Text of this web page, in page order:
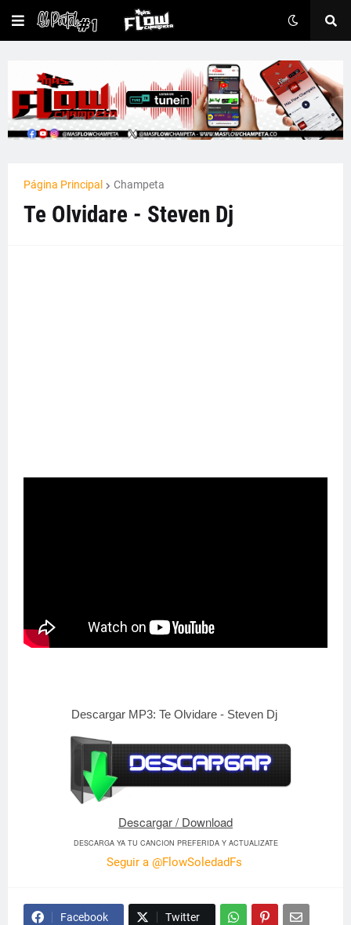
Página Principal Champeta
Te Olvidare - Steven Dj
Descargar MP3: Te Olvidare - Steven Dj
Descargar / Download
DESCARGA YA TU CANCION PREFERIDA Y ACTUALIZATE
Seguir a @FlowSoledadFs
Facebook Twitter